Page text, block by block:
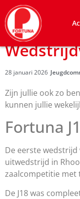
28 januari 2026
Zijn jullie ook zo
kunnen jullie
Fortuna
De eerste
uitwedstrijd in
zaalcompetitie met
De J18 was